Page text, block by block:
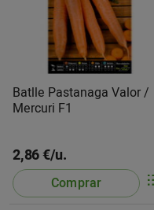
Batlle Pastanaga Valor /
Mercuri F1
2,86 €/u.
Comprar